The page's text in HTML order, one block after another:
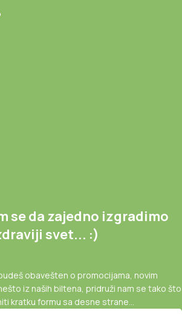
se da zajedno izgradimo
svet... :)
obavešten o promocijama, novim
iz naših biltena, pridruži nam se tako što
kratku formu sa desne strane...